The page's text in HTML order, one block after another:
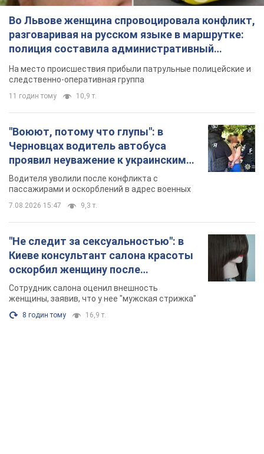
Во Львове женщина спровоцировала конфликт,
разговаривая на русском языке в маршрутке:
полиция составила административный
протокол. Видео
На место происшествия прибыли патрульные полицейские и
следственно-оперативная группа
11 годин тому 10,9 т.
"Воюют, потому что глупы": в
Черновцах водитель автобуса
проявил неуважение к украинским
военным и поплатился за это.
Видео
Водителя уволили после конфликта с
пассажирами и оскорблений в адрес военных
7.08.2026 15:47 9,3 т.
"Не следит за сексуальностью": в
Киеве консультант салона красоты
оскорбил женщину после
химиотерапии, разгорелся скандал.
Фото
Сотрудник салона оценил внешность
женщины, заявив, что у нее "мужская стрижка"
8 годин тому 16,9 т.